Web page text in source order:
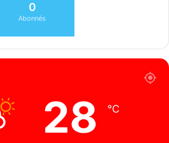
0
Abonnés
28 ℃